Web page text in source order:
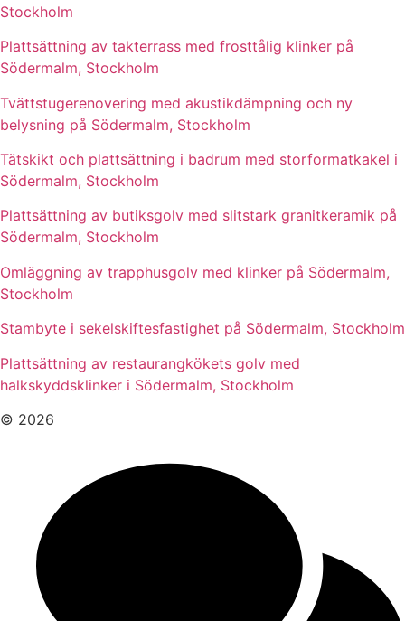
Stockholm
Plattsättning av takterrass med frosttålig klinker på
Södermalm, Stockholm
Tvättstugerenovering med akustikdämpning och ny
belysning på Södermalm, Stockholm
Tätskikt och plattsättning i badrum med storformatkakel i
Södermalm, Stockholm
Plattsättning av butiksgolv med slitstark granitkeramik på
Södermalm, Stockholm
Omläggning av trapphusgolv med klinker på Södermalm,
Stockholm
Stambyte i sekelskiftesfastighet på Södermalm, Stockholm
Plattsättning av restaurangkökets golv med
halkskyddsklinker i Södermalm, Stockholm
© 2026